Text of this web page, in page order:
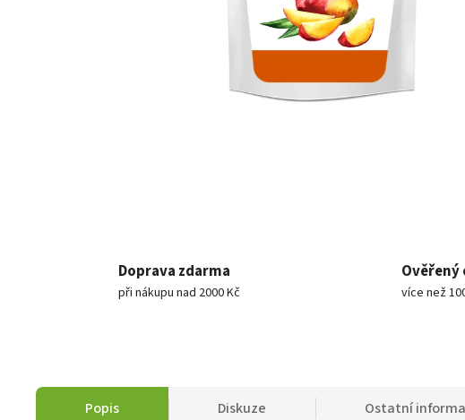
Doprava zdarma
při nákupu nad 2000 Kč
Ověřený
více než
Popis Diskuze Ostatní